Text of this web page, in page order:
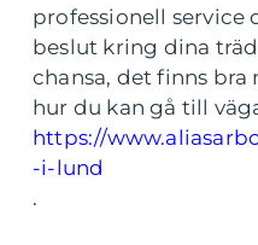
professionell service
beslut kring dina
chansa, det finns
hur du kan gå till
https://
-i-lund
.